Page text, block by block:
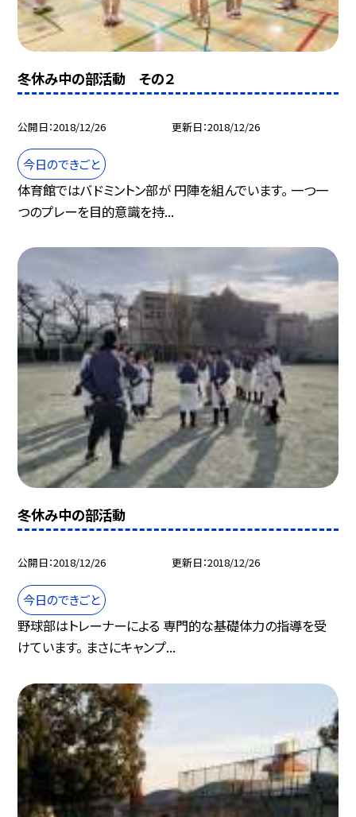
冬休み中の部活動 その２
公開日 2018/12/26 更新日 2018/12/26
今日のできごと
体育館ではバドミントン部が 円陣を組んでいます。 一つ一
つのプレーを目的意識を持...
冬休み中の部活動
公開日 2018/12/26 更新日 2018/12/26
今日のできごと
野球部はトレーナーによる 専門的な基礎体力の指導を受
けています。 まさにキャンプ...